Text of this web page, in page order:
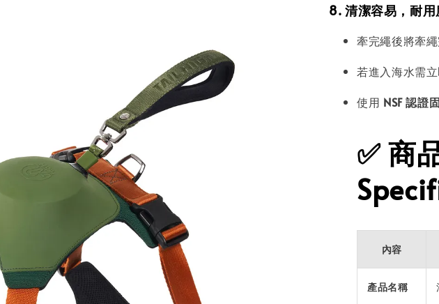
8. 清潔容易，耐用
牽完繩後將牽
若進入海水需
使用 NSF 認證
✅商
內容
產品名稱